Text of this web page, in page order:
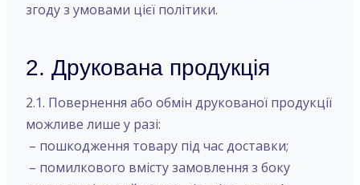
згоду з умовами цієї політики.
2. Друкована продукція
2.1. Повернення або обмін друкованої продукції
можливе лише у разі:
– пошкодження товару під час доставки;
– помилкового вмісту замовлення з боку